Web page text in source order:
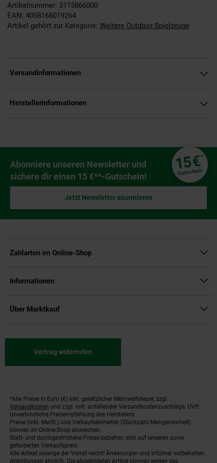
Artikelnummer: 3115866000
EAN: 4058166019264
Artikel gehört zur Kategorie: Weitere Outdoor-Spielzeuge
Versandinformationen
Herstellerinformationen
Newsletter Anmeldung
Abonniere unseren Newsletter und
sichere dir einen 15 €**-Gutschein!
15€**
Gutschein
Jetzt Newsletter abonnieren
Zahlarten im Online-Shop
Informationen
Über Marktkauf
Vertrag widerrufen
Fußnoten
*Alle Preise in Euro (€) inkl. gesetzlicher Mehrwertsteuer, zzgl.
Versandkosten und zzgl. evtl. anfallender Versandkostenzuschläge. UVP:
Unverbindliche Preisempfehlung des Herstellers.
Preise (inkl. MwSt.) und Verkaufseinheiten (Stückzahl/Mengeneinheit)
können im Online-Shop abweichen.
Statt- und durchgestrichene Preise beziehen sich auf unseren zuvor
geforderten Verkaufspreis.
Alle Artikel solange der Vorrat reicht! Änderungen und Irrtümer vorbehalten.
Abbildungen ähnlich. Die abgebildeten Artikel können wegen des